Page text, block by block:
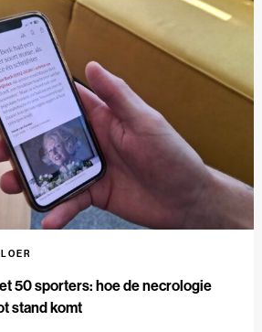
50 sporters: hoe de necrologie
stand komt